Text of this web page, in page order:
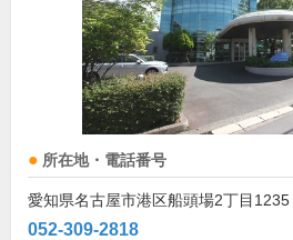
所在地・電話番号
愛知県名古屋市港区船頭場2丁目1235
052-309-2818